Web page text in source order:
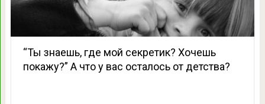
“Ты знаешь, где мой секретик? Хочешь
покажу?” А что у вас осталось от детства?